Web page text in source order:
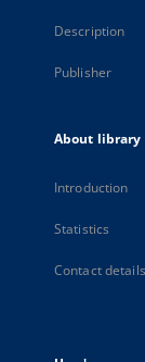
Description
Publisher
About library
Introduction
Statistics
Contact details